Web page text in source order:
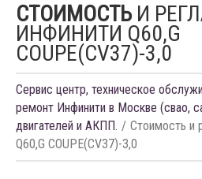
СТОИМОСТЬИ
ИНФИНИТИ Q60,G
COUPE(CV37)-3,0
Сервис центр, техническое
ремонт Инфинити в Москве (свао,
двигателей и АКПП.
Стоимость и
Q60,G COUPE(CV37)-3,0